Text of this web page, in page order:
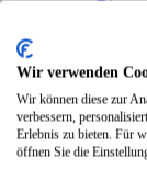
Bitte
Wir verwenden
Wir können diese zur
verbessern,
Erlebnis zu bieten. Für
öffnen Sie die